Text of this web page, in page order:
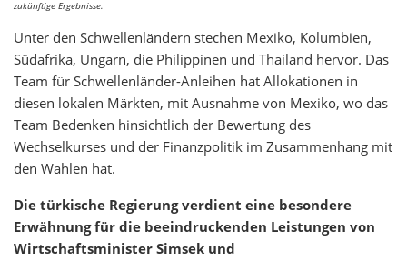
zukünftige Ergebnisse.
Unter den Schwellenländern stechen Mexiko, Kolumbien,
Südafrika, Ungarn, die Philippinen und Thailand hervor. Das
Team für Schwellenländer-Anleihen hat Allokationen in
diesen lokalen Märkten, mit Ausnahme von Mexiko, wo das
Team Bedenken hinsichtlich der Bewertung des
Wechselkurses und der Finanzpolitik im Zusammenhang mit
den Wahlen hat.
Die türkische Regierung verdient eine besondere
Erwähnung für die beeindruckenden Leistungen von
Wirtschaftsminister Simsek und